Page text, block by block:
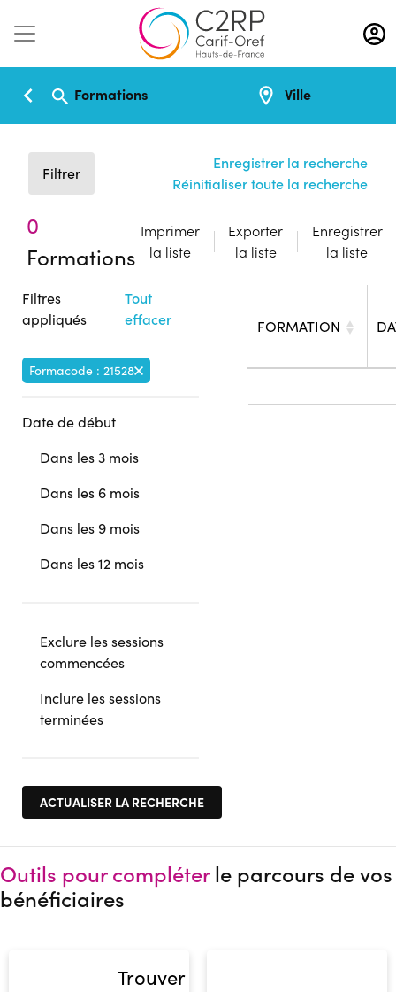
Aller
au
contenu
Formations Ville
Filtrer
Enregistrer la recherche
Réinitialiser toute la recherche
0
Formations
Imprimer
la liste
Exporter
la liste
Enregistrer
la liste
Filtres
appliqués
Tout
effacer
Formacode : 21528
Date de début
Dans les 3 mois
Dans les 6 mois
Dans les 9 mois
Dans les 12 mois
Exclure les sessions
commencées
Inclure les sessions
terminées
FORMATION
Outils pour compléterle parcours de vos
bénéficiaires
Trouver